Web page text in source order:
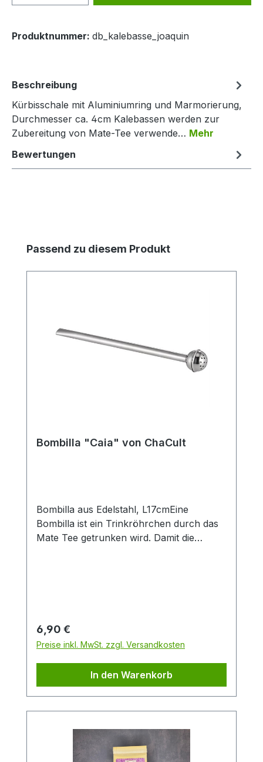
Produktnummer: db_kalebasse_joaquin
Beschreibung
Kürbisschale mit Aluminiumring und Marmorierung,
Durchmesser ca. 4cm Kalebassen werden zur
Zubereitung von Mate-Tee verwende… Mehr
Bewertungen
Produktgalerie überspringen
Passend zu diesem Produkt
Bombilla "Caia" von ChaCult
Bombilla aus Edelstahl, L17cmEine
Bombilla ist ein Trinkröhrchen durch das
Mate Tee getrunken wird. Damit die
Regulärer Preis:
6,90 €
Preise inkl. MwSt. zzgl. Versandkosten
In den Warenkorb